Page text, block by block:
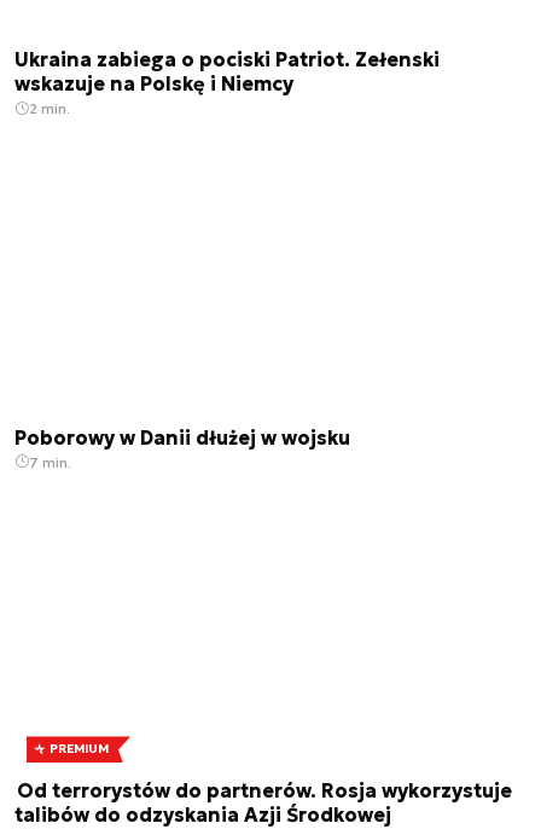
Ukraina zabiega o pociski Patriot. Zełenski
wskazuje na Polskę i Niemcy
2 min.
Poborowy w Danii dłużej w wojsku
7 min.
PREMIUM
Od terrorystów do partnerów. Rosja wykorzystuje
talibów do odzyskania Azji Środkowej